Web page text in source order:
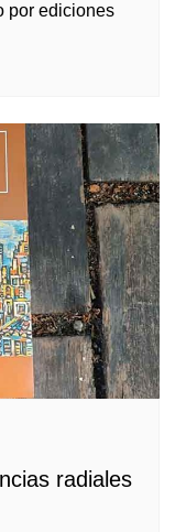
por ediciones
radiales